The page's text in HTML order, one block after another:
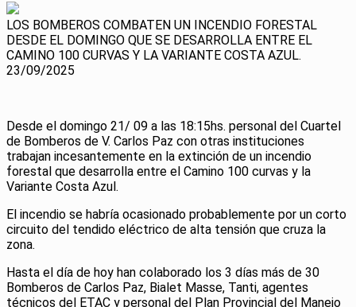
LOS BOMBEROS COMBATEN UN INCENDIO FORESTAL
DESDE EL DOMINGO QUE SE DESARROLLA ENTRE EL
CAMINO 100 CURVAS Y LA VARIANTE COSTA AZUL.
23/09/2025
Desde el domingo 21/ 09 a las 18:15hs. personal del Cuartel
de Bomberos de V. Carlos Paz con otras instituciones
trabajan incesantemente en la extinción de un incendio
forestal que desarrolla entre el Camino 100 curvas y la
Variante Costa Azul.
El incendio se habría ocasionado probablemente por un corto
circuito del tendido eléctrico de alta tensión que cruza la
zona.
Hasta el día de hoy han colaborado los 3 días más de 30
Bomberos de Carlos Paz, Bialet Masse, Tanti, agentes
técnicos del ETAC y personal del Plan Provincial del Manejo